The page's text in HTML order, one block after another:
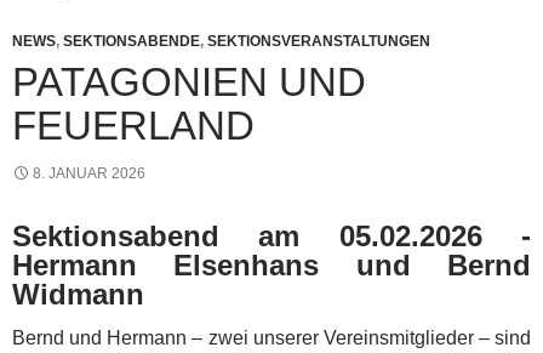
NEWS, SEKTIONSABENDE, SEKTIONSVERANSTALTUNGEN
PATAGONIEN UND
FEUERLAND
8. JANUAR 2026
Sektionsabend am 05.02.2026 -
Hermann Elsenhans und Bernd
Widmann
Bernd und Hermann – zwei unserer Vereinsmitglieder – sind